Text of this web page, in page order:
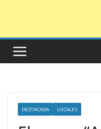
DESTACADA LOCALES